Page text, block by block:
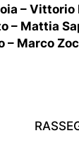
–
– Mattia
– Marco